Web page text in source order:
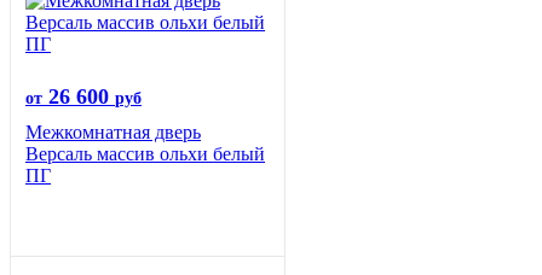
от 26 600 руб
Межкомнатная дверь
Версаль массив ольхи белый
ПГ